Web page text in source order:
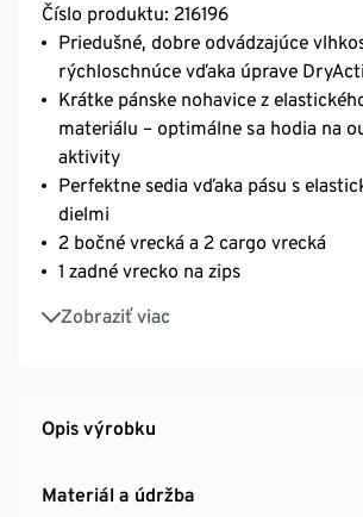
Číslo produktu: 216196
Priedušné, dobre odvádzajúce
rýchloschnúce vďaka úprave
Krátke pánske nohavice z
materiálu – optimálne sa hodia na
aktivity
Perfektne sedia vďaka pásu s
dielmi
2 bočné vrecká a 2 cargo vrecká
1 zadné vrecko na zips
Zobraziť viac
S recyklovaným materiálom
Opis výrobku
Materiál a údržba